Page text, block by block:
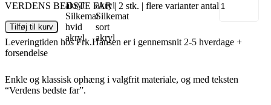
Silkemat
hvid
akryl
Silkemat
sort
akryl
VERDENS BEDSTE FAR | 2 stk. | flere varianter antal
Tilføj til kurv
Leveringtiden hos Frk.Hansen er i gennemsnit 2-5 hverdage +
forsendelse
Enkle og klassisk ophæng i valgfrit materiale, og med teksten
“Verdens bedste far”.